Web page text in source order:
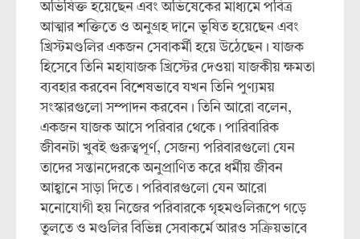
অভিষিক্ত হয়েছেন এবং অভিষেকের মাধ্যমে পবিত্র
আত্মার শক্তিতে ও অনুগ্রহ দানে ভূষিত হয়েছেন এবং
খ্রিস্টমণ্ডলির একজন সেবাকর্মী হয়ে উঠেছেন। যাজক
হিসেবে তিনি মহাযাজক খ্রিস্টের দেওয়া যাজকীয় ক্ষমতা
ব্যবহার করবেন বিশেষভাবে যখন তিনি পুণ্যময়
সংস্কারগুলো সম্পাদন করবেন। তিনি আরো বলেন,
একজন যাজক আসে পরিবার থেকে। পারিবারিক
জীবনটা খুবই গুরুত্বপূর্ণ, সেজন্য পরিবারগুলো যেন
তাদের সন্তানদেরকে অনুপ্রাণিত করে ধর্মীয় জীবন
আহ্বানে সাড়া দিতে। পরিবারগুলো যেন আরো
মনোযোগী হয় নিজের পরিবারকে গৃহমণ্ডলিরূপে গড়ে
তুলতে ও মণ্ডলির বিভিন্ন সেবাকর্মে আরও সক্রিয়ভাবে